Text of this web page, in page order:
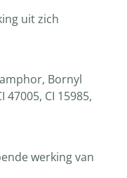
uit zich
Bornyl
CI 15985,
werking van